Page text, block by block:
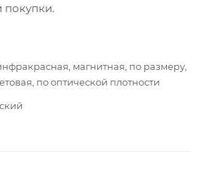
покупки.
магнитная, по размеру,
по оптической плотности